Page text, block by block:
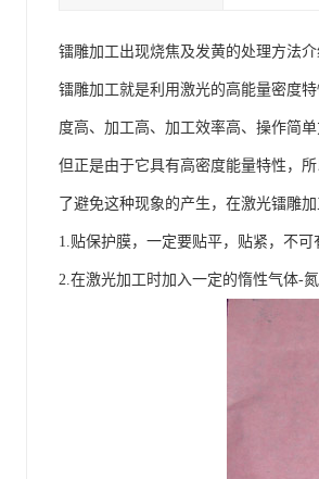
镭雕加工出现烧焦及发黄的处理方法介
镭雕加工就是利用激光的高能量密度
度高、加工高、加工效率高、操作简
但正是由于它具有高密度能量特性，
了避免这种现象的产生，在激光镭雕
1.贴保护膜，一定要贴平，贴紧，不可
2.在激光加工时加入一定的惰性气体-